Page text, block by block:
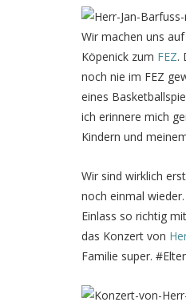
Wir machen uns
Köpenick zum FEZ.
noch nie im FEZ
eines
ich erinnere mich
Kindern und
Wir sind wirklich
noch einmal
Einlass so richtig
das Konzert von
Familie super.